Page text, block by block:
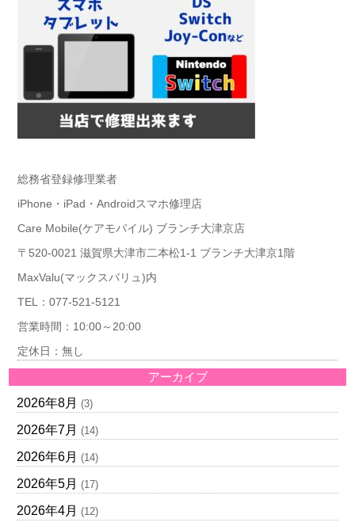
総務省登録修理業者
iPhone・iPad・Androidスマホ修理店
Care Mobile(ケアモバイル) ブランチ大津京店
〒520-0021 滋賀県大津市二本松1-1 ブランチ大津京1階
MaxValu(マックスバリュ)内
TEL：077-521-5121
営業時間：10:00～20:00
定休日：無し
アーカイブ
2026年8月 (3)
2026年7月 (14)
2026年6月 (14)
2026年5月 (17)
2026年4月 (12)